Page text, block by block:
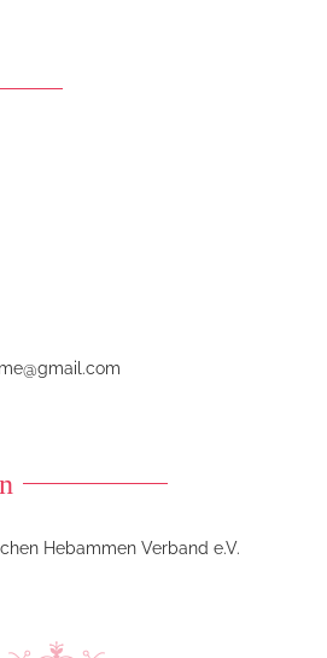
Hebammen Verband e.V.